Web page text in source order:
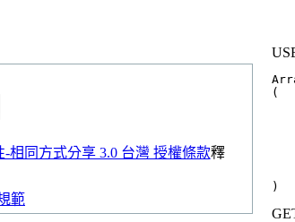
相同方式分享 3.0 台灣 授權條款釋
範
(